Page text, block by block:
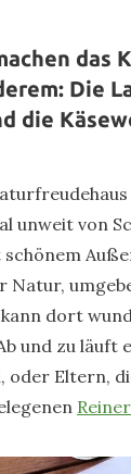
das
Die
die
unweit von
dort
und zu läuft
oder Eltern,